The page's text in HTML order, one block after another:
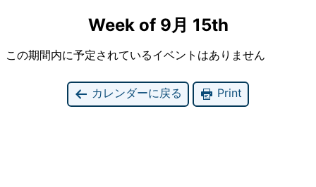
Week of 9月 15th
この期間内に予定されているイベントはありません
カレンダーに戻る Print